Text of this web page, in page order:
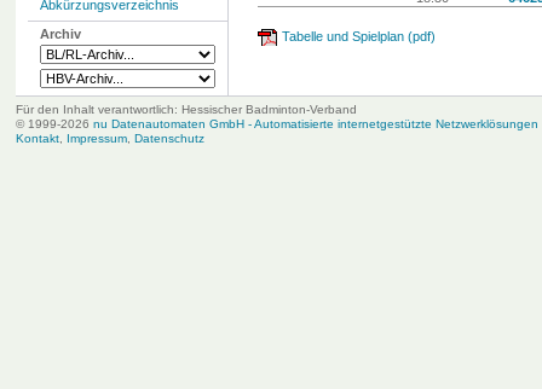
Abkürzungsverzeichnis
Archiv
Tabelle und Spielplan (pdf)
Für den Inhalt verantwortlich: Hessischer Badminton-Verband
© 1999-2026 nu Datenautomaten GmbH - Automatisierte internetgestützte Netzwerklösungen
Kontakt, Impressum, Datenschutz